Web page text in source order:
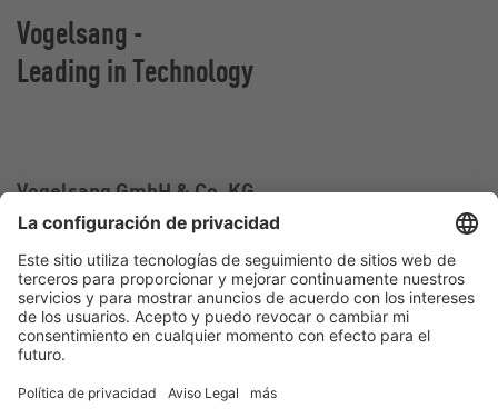
Vogelsang -
Leading in Technology
Vogelsang GmbH & Co. KG
Holthoege 10-14
49632 Essen (Oldenburg)
Alemania
Contacto
germany@vogelsang.info